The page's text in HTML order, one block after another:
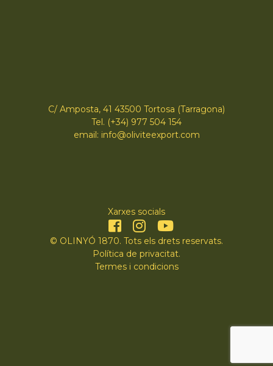
C/ Amposta, 41 43500 Tortosa (Tarragona)
Tel. (+34) 977 504 154
email: info@oliviteexport.com
Xarxes socials
© OLINYÓ 1870. Tots els drets reservats.
Política de privacitat.
Termes i condicions